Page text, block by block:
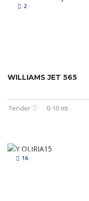
2
WILLIAMS JET 565
Tender 0-10 mt
16